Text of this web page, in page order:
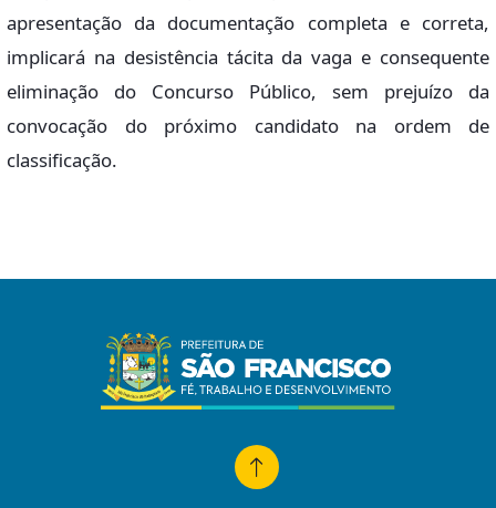
apresentação da documentação completa e correta,
implicará na desistência tácita da vaga e consequente
eliminação do Concurso Público, sem prejuízo da
convocação do próximo candidato na ordem de
classificação.